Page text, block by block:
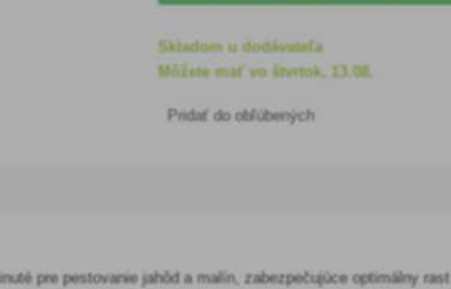
Skladom u dodávateľa
Môžete mať vo štvrtok, 13.08.
Pridať do obľúbených
pre pestovanie jahôd a malín, zabezpečujúce optimálny